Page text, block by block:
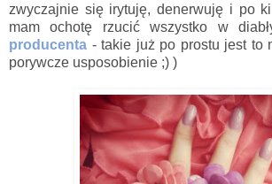
zwyczajnie się irytuję, denerwuję i po
mam ochotę rzucić wszystko w
producenta - takie już po prostu jest to
porywcze usposobienie ;) )